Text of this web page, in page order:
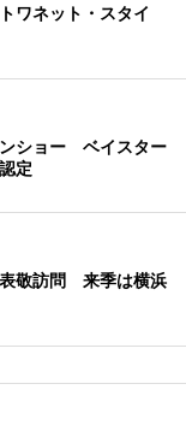
ワネット・スタイ
ショー ベイスター
定
敬訪問 来季は横浜